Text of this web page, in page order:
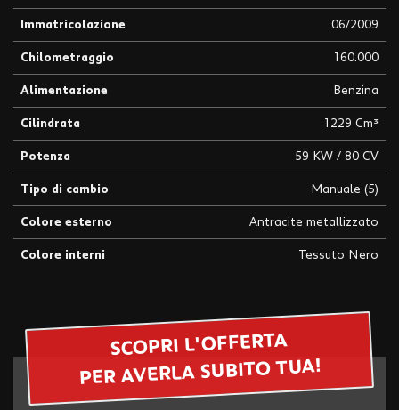
Immatricolazione 06/2009
Chilometraggio 160.000
Alimentazione Benzina
Cilindrata 1229 Cm³
Potenza 59 KW / 80 CV
Tipo di cambio Manuale (5)
Colore esterno Antracite metallizzato
Colore interni Tessuto Nero
SCOPRI L'OFFERTA
PER AVERLA SUBITO TUA!
di
questi
di
rimanda
cookie
policy.
Puoi
rivedere
e
modificare
le
qualsiasi
momento.